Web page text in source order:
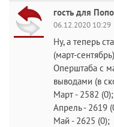
гость для
06.12.2020 10:29
Ну, а теперь
(март-
Оперштаба с
выводами (в
Март - 2582 (0);
Апрель - 2619
Май - 2625 (0);